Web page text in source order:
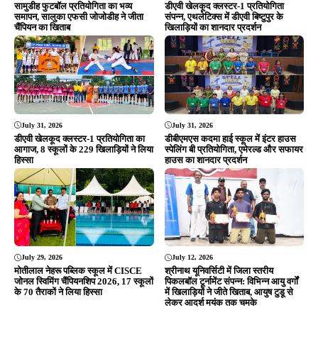
सामुडीह फुटबॉल प्रतियोगिता का भव्य
समापन, सालुका एफसी जोजोडीह ने जीता
चैंपियन का खिताब
डीएवी खेलकूद क्लस्टर-1 प्रतियोगिता
संपन्न, एथलेटिक्स में डीएवी बिष्टुपुर के
खिलाड़ियों का शानदार प्रदर्शन
July 31, 2026
डीएवी खेलकूद क्लस्टर-1 प्रतियोगिता का
आगाज, 8 स्कूलों के 229 खिलाड़ियों ने लिया
हिस्सा
July 31, 2026
डीबीएमएस कदमा हाई स्कूल में इंटर हाउस
स्पेलिंग बी प्रतियोगिता, एमेरल्ड और सफायर
हाउस का शानदार प्रदर्शन
July 29, 2026
मोतीलाल नेहरू पब्लिक स्कूल में CISCE
जोनल स्विमिंग चैंपियनशिप 2026, 17 स्कूलों
के 70 तैराकों ने लिया हिस्सा
July 12, 2026
श्रीनाथ यूनिवर्सिटी में जिला स्तरीय
पिकलबॉल टूर्नामेंट संपन्न: विभिन्न आयु वर्गों
में खिलाड़ियों ने जीते खिताब, आयुष टुडू से
लेकर आदर्श मयंक तक चमके